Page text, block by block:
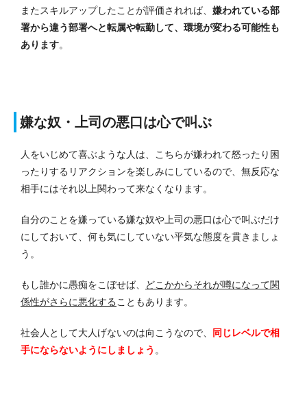
またスキルアップしたことが評価されれば、 嫌われている部
署から違う部署へと転属や転勤して、環境が変わる可能性も
あります。
嫌な奴・上司の悪口は心で叫ぶ
人をいじめて喜ぶような人は、こちらが嫌われて怒ったり困
ったりするリアクションを楽しみにしているので、無反応な
相手にはそれ以上関わって来なくなります。
自分のことを嫌っている嫌な奴や上司の悪口は心で叫ぶだけ
にしておいて、何も気にしていない平気な態度を貫きましょ
う。
もし誰かに愚痴をこぼせば、
どこかからそれが噂になって関
係性がさらに悪化することもあります。
社会人として大人げないのは向こうなので、
同じレベルで相
手にならないようにしましょう 。